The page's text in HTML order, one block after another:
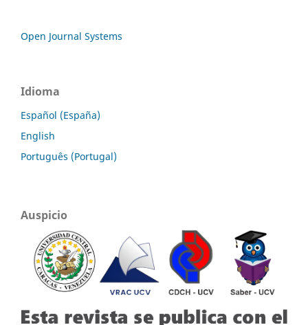
Open Journal Systems
Idioma
Español (España)
English
Português (Portugal)
Auspicio